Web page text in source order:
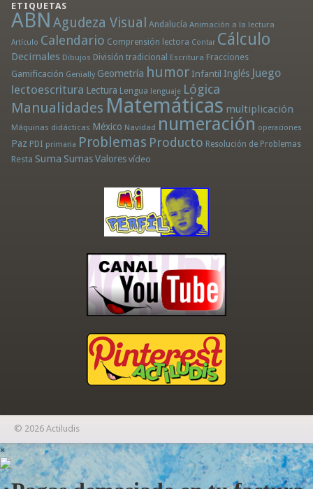
ETIQUETAS
ABN Agudeza Visual Andalucía Animación a la lectura
Artículo Calendario Comprensión lectora Contar Cálculo
Decimales Dibujos División tradicional Escritura Fracciones
Gamificación Genially Geometría humor Infantil Inglés Juego
lectoescritura Lectura Lengua lenguaje Lógica
Manualidades Matemáticas multiplicación
Máquinas didácticas México Navidad numeración operaciones
Paz PDI primaria Problemas Producto Resolución de Problemas
Resta Suma Sumas Valores vídeo
© 2026 Actiludis
×